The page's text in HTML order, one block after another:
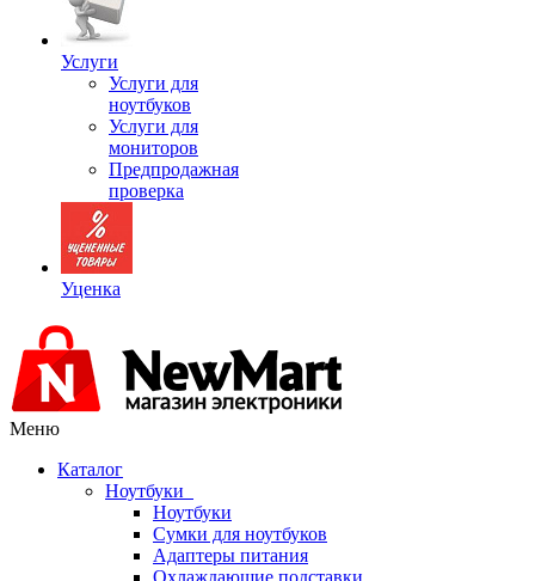
Услуги
Услуги для
ноутбуков
Услуги для
мониторов
Предпродажная
проверка
Уценка
Меню
Каталог
Ноутбуки
Ноутбуки
Сумки для ноутбуков
Адаптеры питания
Охлаждающие подставки